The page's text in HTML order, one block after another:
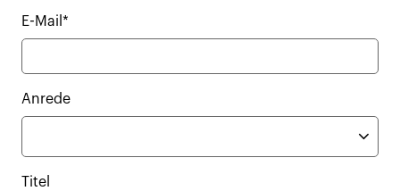
E-Mail*
Anrede
Titel